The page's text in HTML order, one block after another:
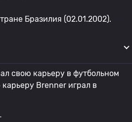
Бразилия (02.01.2002).
свою карьеру в футбольном
Brenner играл в